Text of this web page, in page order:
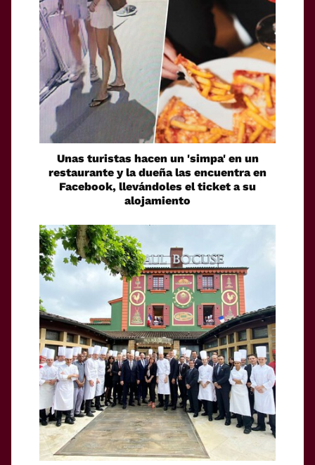
Unas turistas hacen un 'simpa' en un
restaurante y la dueña las encuentra en
Facebook, llevándoles el ticket a su
alojamiento